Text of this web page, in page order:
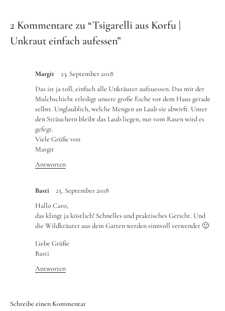
2 Kommentare zu “Tsigarelli aus Korfu |
Unkraut einfach aufessen”
Margit
23. September 2018
Das ist ja toll, einfach alle Unkräuter aufzuessen. Das mit der
Mulchschicht erledigt unsere große Esche vor dem Haus gerade
selbst. Unglaublich, welche Mengen an Laub sie abwirft. Unter
den Sträuchern bleibt das Laub liegen, nur vom Rasen wird es
gefegt.
Viele Grüße von
Margit
Antworten
Basti
25. September 2018
Hallo Caro,
das klingt ja köstlich! Schnelles und praktisches Gericht. Und
die Wildkräuter aus dem Garten werden sinnvoll verwendet 🙂
Liebe Grüße
Basti
Antworten
Schreibe einen Kommentar